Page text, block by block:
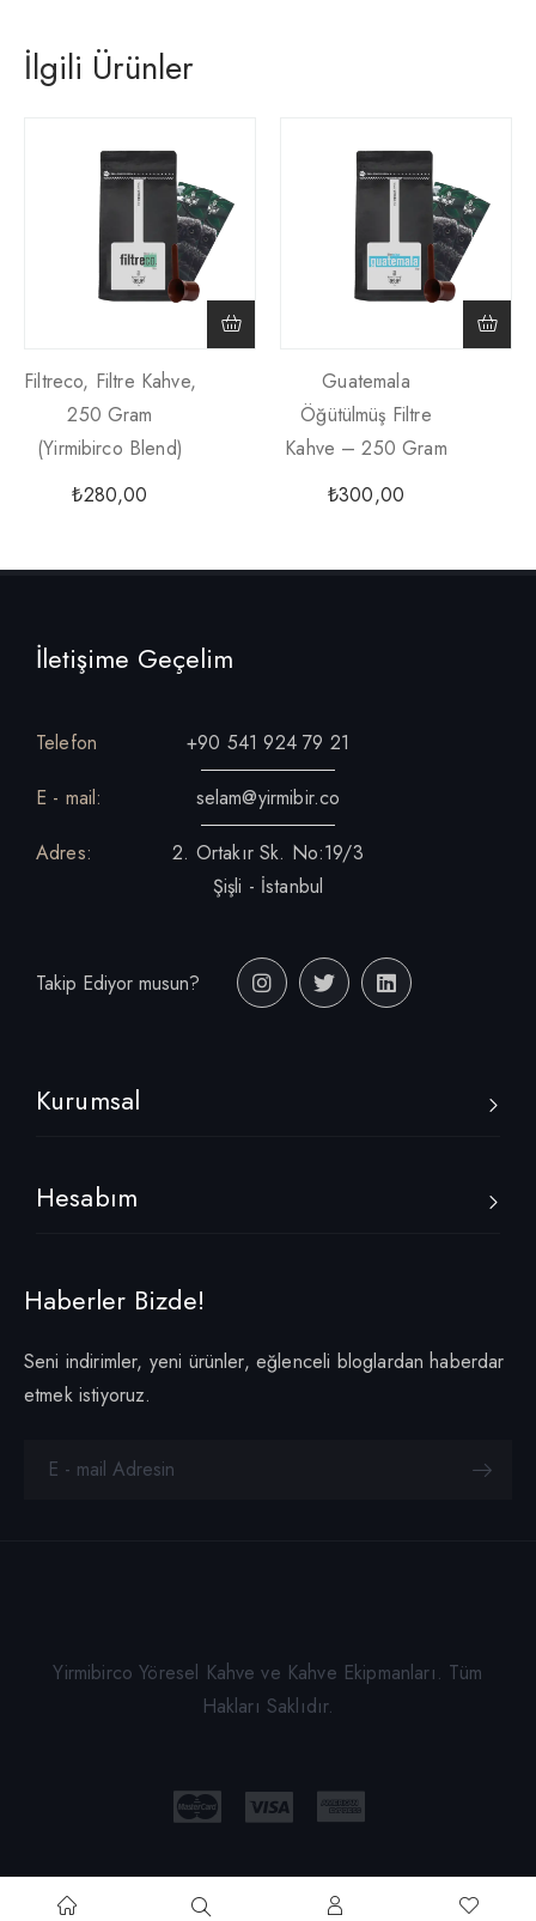
İlgili Ürünler
Filtreco, Filtre Kahve,
250 Gram
(yirmibirco Blend)
₺280,00
Guatemala
Öğütülmüş Filtre
Kahve – 250 Gram
₺300,00
İletişime Geçelim
Telefon
+90 541 924 79 21
E - mail:
selam@yirmibir.co
Adres:
2. Ortakır Sk. No:19/3
Şişli - İstanbul
Takip Ediyor musun?
Kurumsal
Hesabım
Haberler Bizde!
Seni indirimler, yeni ürünler, eğlenceli bloglardan haberdar
etmek istiyoruz.
Yirmibirco Yöresel Kahve ve Kahve Ekipmanları. Tüm
Hakları Saklıdır.